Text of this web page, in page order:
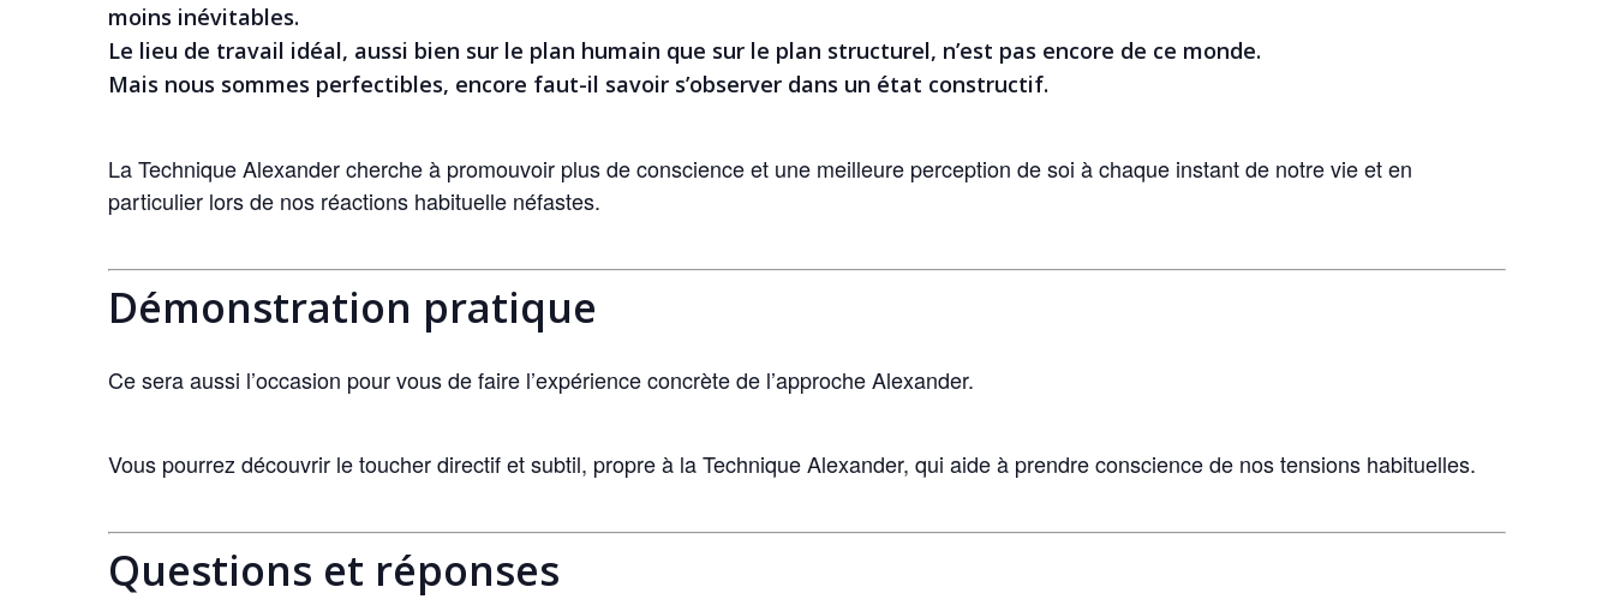
moins inévitables.
Le lieu de travail idéal, aussi bien sur le plan humain que sur le plan structurel, n’est pas encore de ce monde.
Mais nous sommes perfectibles, encore faut-il savoir s’observer dans un état constructif.
La Technique Alexander cherche à promouvoir plus de conscience et une meilleure perception de soi à chaque instant de notre vie et en
particulier lors de nos réactions habituelle néfastes.
Démonstration pratique
Ce sera aussi l’occasion pour vous de faire l’expérience concrète de l’approche Alexander.
Vous pourrez découvrir le toucher directif et subtil, propre à la Technique Alexander, qui aide à prendre conscience de nos tensions habituelles.
Questions et réponses